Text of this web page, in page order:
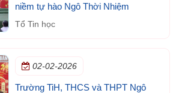
niềm tự hào Ngô Thời Nhiệm
Tổ Tin học
02-02-2026
Trường TiH, THCS và THPT Ngô